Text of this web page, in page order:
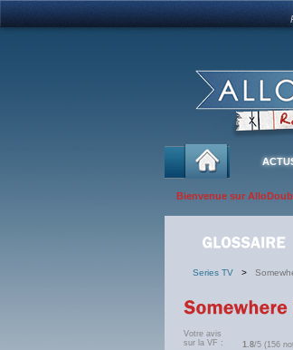
Bienvenue sur
Series TV >
Votre avis
sur la VF :
1.8/5 (156